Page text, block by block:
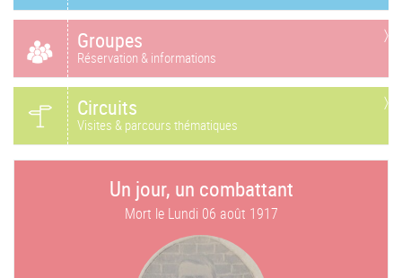
Groupes
Réservation & informations
Circuits
Visites & parcours thématiques
Un jour, un combattant
Mort le Lundi 06 août 1917